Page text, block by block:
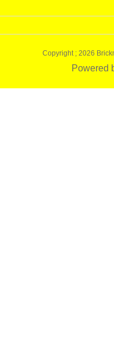
Copyright ; 2026
Powered